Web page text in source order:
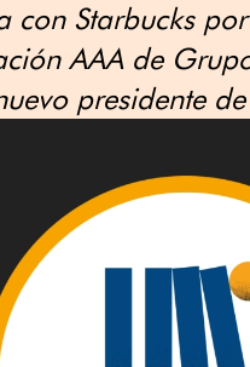
con Starbucks
AAA de
presidente de